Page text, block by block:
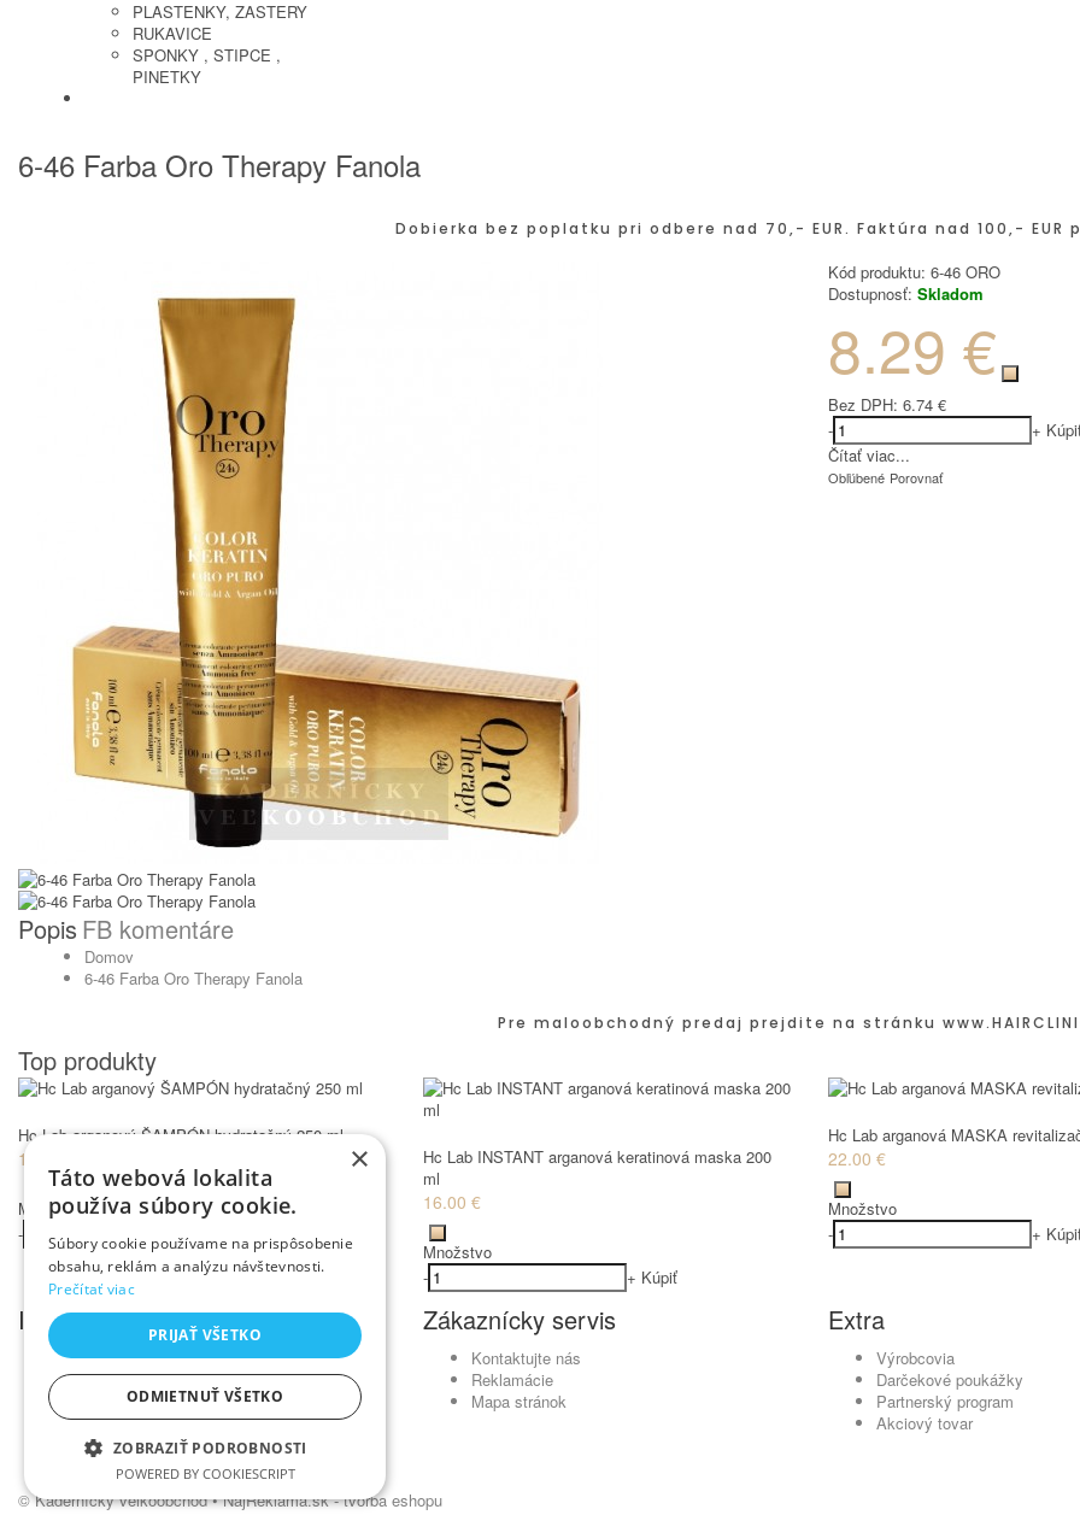
PLASTENKY, ZASTERY
RUKAVICE
SPONKY , STIPCE ,
PINETKY
6-46 Farba Oro Therapy Fanola
Dobierka bez poplatku pri odbere nad 70,- EUR. Faktúra nad 100,- EUR
Kód produktu: 6-46 ORO
Dostupnosť: Skladom
8.29 €
Bez DPH: 6.74 €
-
+
Čítať viac...
Obľúbené Porovnať
Popis FB komentáre
Domov
6-46 Farba Oro Therapy Fanola
Pre maloobchodný predaj prejdite na stránku
Top produkty
Hc Lab arganový ŠAMPÓN hydratačný 250 ml
12.00 €
Množstvo
-
Kúpiť
Hc Lab INSTANT arganová keratinová maska 200
ml
16.00 €
Množstvo
-
+ Kúpiť
Hc Lab arganová MASKA
22.00 €
Množstvo
-
+
Informácie
Obchodné podmienky
Ochrana osobných údajov
Odstúpenie od zmluvy
Reklamačný poriadok
Doprava a platba
Newsletter - ochrana osobných údajov
Zákaznícky servis
Kontaktujte nás
Reklamácie
Mapa stránok
Extra
Výrobcovia
Darčekové poukážky
Partnerský program
Akciový tovar
© Kadernícky veľkoobchod •NajReklama.sk - tvorba eshopu
×
Táto webová lokalita
používa súbory cookie.
Súbory cookie používame na prispôsobenie
obsahu, reklám a analýzu návštevnosti.
Prečítať viac
PRIJAŤ VŠETKO
ODMIETNUŤ VŠETKO
ZOBRAZIŤ PODROBNOSTI
POWERED BY COOKIESCRIPT